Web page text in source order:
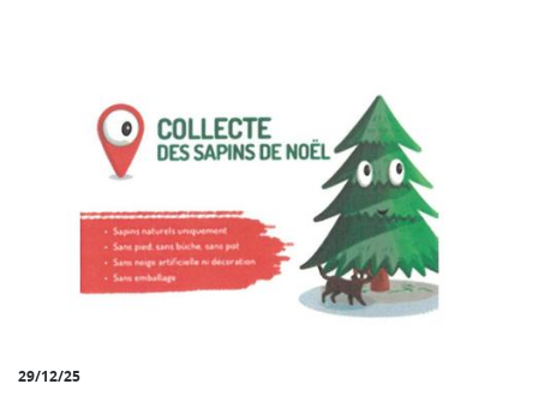
29/12/25